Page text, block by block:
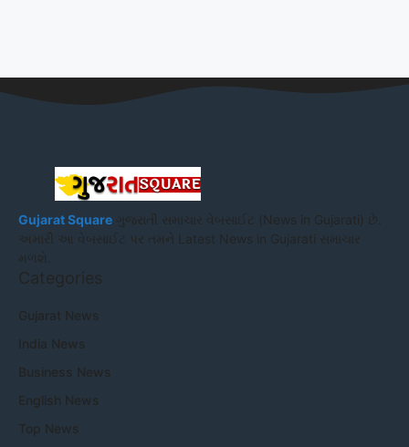
Gujarat Square ગુજરાતી સમાચાર વેબસાઈટ (News in Gujarati) છે.
અમારી આ વેબસાઈટ પર તમને Latest News in Gujarati સમાચાર
મળશે.
Categories
Gujarat News
India News
Business News
English News
Top News